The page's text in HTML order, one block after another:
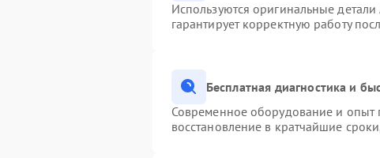
Используются оригинальные
гарантирует корректную работу
Бесплатная диагностика и
Современное оборудование и опыт
восстановление в кратчайшие